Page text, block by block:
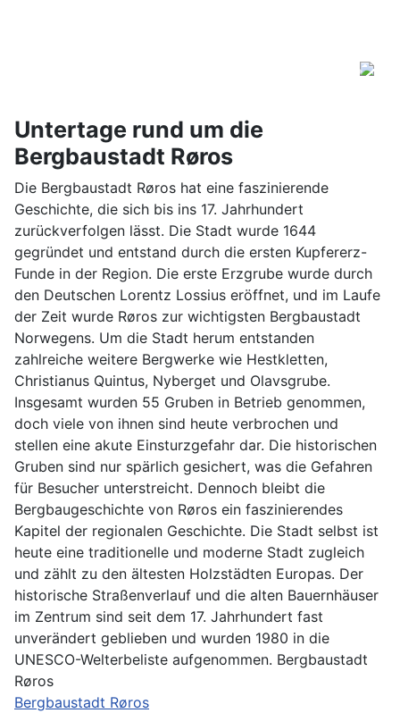
Untertage rund um die
Bergbaustadt Røros
Die Bergbaustadt Røros hat eine faszinierende
Geschichte, die sich bis ins 17. Jahrhundert
zurückverfolgen lässt. Die Stadt wurde 1644
gegründet und entstand durch die ersten Kupfererz-
Funde in der Region. Die erste Erzgrube wurde durch
den Deutschen Lorentz Lossius eröffnet, und im Laufe
der Zeit wurde Røros zur wichtigsten Bergbaustadt
Norwegens. Um die Stadt herum entstanden
zahlreiche weitere Bergwerke wie Hestkletten,
Christianus Quintus, Nyberget und Olavsgrube.
Insgesamt wurden 55 Gruben in Betrieb genommen,
doch viele von ihnen sind heute verbrochen und
stellen eine akute Einsturzgefahr dar. Die historischen
Gruben sind nur spärlich gesichert, was die Gefahren
für Besucher unterstreicht. Dennoch bleibt die
Bergbaugeschichte von Røros ein faszinierendes
Kapitel der regionalen Geschichte. Die Stadt selbst ist
heute eine traditionelle und moderne Stadt zugleich
und zählt zu den ältesten Holzstädten Europas. Der
historische Straßenverlauf und die alten Bauernhäuser
im Zentrum sind seit dem 17. Jahrhundert fast
unverändert geblieben und wurden 1980 in die
UNESCO-Welterbeliste aufgenommen. Bergbaustadt
Røros
Bergbaustadt Røros